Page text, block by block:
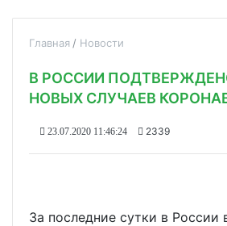
Главная Новости
В РОССИИ
НОВЫХ СЛУЧАЕВ
23.07.2020 11:46:24 2339
За последние сутки в России